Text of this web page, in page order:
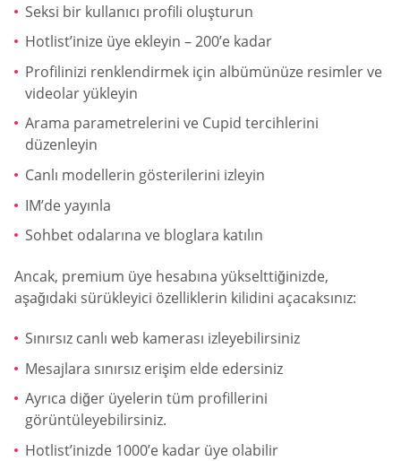
Seksi bir kullanıcı profili oluşturun
Hotlist’inize üye ekleyin – 200’e kadar
Profilinizi renklendirmek için albümünüze resimler ve
videolar yükleyin
Arama parametrelerini ve Cupid tercihlerini
düzenleyin
Canlı modellerin gösterilerini izleyin
IM’de yayınla
Sohbet odalarına ve bloglara katılın
Ancak, premium üye hesabına yükselttiğinizde,
aşağıdaki sürükleyici özelliklerin kilidini açacaksınız:
Sınırsız canlı web kamerası izleyebilirsiniz
Mesajlara sınırsız erişim elde edersiniz
Ayrıca diğer üyelerin tüm profillerini
görüntüleyebilirsiniz.
Hotlist’inizde 1000’e kadar üye olabilir